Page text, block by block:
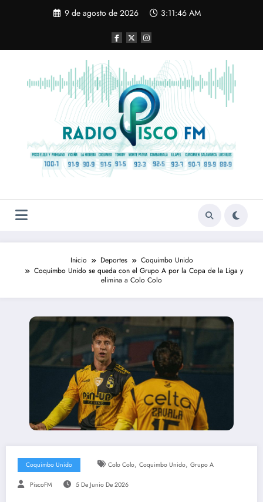
9 de agosto de 2026 3:11:47 AM
Inicio Deportes
Coquimbo Unido
Coquimbo Unido se queda con el Grupo A por la Copa de la Liga y
elimina a Colo Colo
Coquimbo Unido Colo Colo, Coquimbo Unido, Grupo A
PiscoFM 5 De Junio De 2026